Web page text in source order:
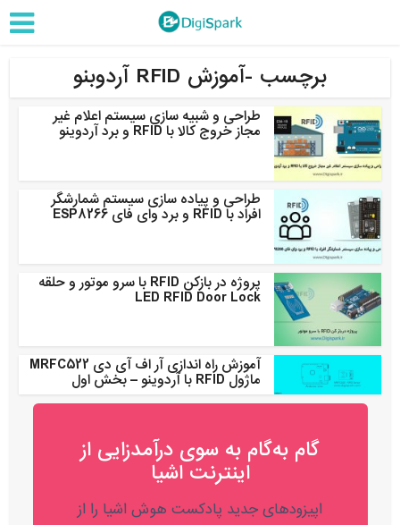
برچسب -آموزش RFID آردوبنو
طراحی و شبیه سازی سیستم اعلام غیر
مجاز خروج کالا با RFID و برد آردوینو
طراحی و پیاده سازی سیستم شمارشگر
افراد با RFID و برد وای فای ESP8266
پروژه در بازکن RFID با سرو موتور و حلقه
LED RFID Door Lock
آموزش راه اندازی آر اف آی دی MRFC522
ماژول RFID با آردوینو – بخش اول
گام به‌گام به‌ سوی درآمدزایی از
اینترنت اشیا
اپیزودهای جدید پادکست هوش اشیا را از